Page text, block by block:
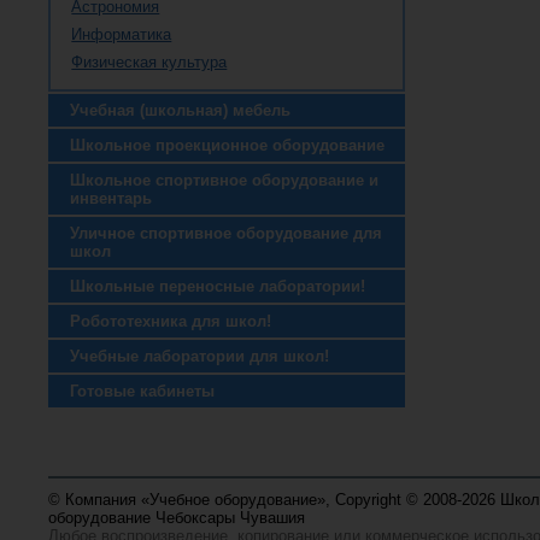
Астрономия
Информатика
Физическая культура
Учебная (школьная) мебель
Школьное проекционное оборудование
Школьное спортивное оборудование и
инвентарь
Уличное спортивное оборудование для
школ
Школьные переносные лаборатории!
Робототехника для школ!
Учебные лаборатории для школ!
Готовые кабинеты
© Компания «Учебное оборудование», Copyright © 2008-2026
оборудование Чебоксары Чувашия
Любое воспроизведение, копирование или коммерческое